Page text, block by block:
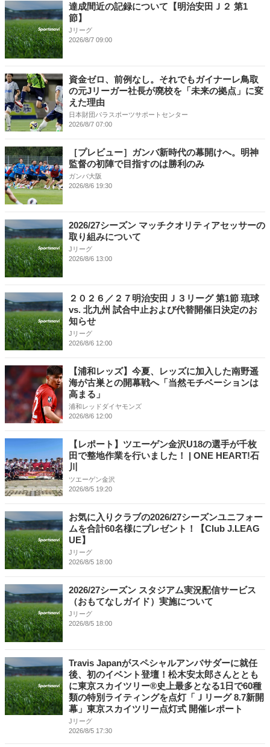
達成間近の記録について【明治安田Ｊ２ 第1
節】
Jリーグ
2026/8/7 09:00
資金ゼロ、前例なし。それでもガイナーレ鳥取
の元Jリーガー社長が廃校を「未来の拠点」に変
えた理由
日本財団パラスポーツサポートセンター
2026/8/7 07:00
［プレビュー］ガンバ新時代の幕開けへ。明神
監督の初陣で目指すのは勝利のみ
ガンバ大阪
2026/8/6 19:30
2026/27シーズン マッチクオリティアセッサーの
取り組みについて
Jリーグ
2026/8/6 13:00
２０２６／２７明治安田Ｊ３リーグ 第1節 琉球
vs. 北九州 試合中止および代替開催日決定のお
知らせ
Jリーグ
2026/8/6 12:00
【浦和レッズ】今夏、レッズに加入した南野遥
海が古巣との開幕戦へ「当然モチベーションは
高まる」
浦和レッドダイヤモンズ
2026/8/6 12:00
【レポート】ツエーゲン金沢U18の選手が千枚
田で整地作業を行いました！ | ONE HEART!石
川
ツエーゲン金沢
2026/8/5 19:20
お気に入りクラブの2026/27シーズンユニフォー
ムを合計60名様にプレゼント！【Club J.LEAG
UE】
Jリーグ
2026/8/5 18:00
2026/27シーズン スタジアム実況配信サービス
（おもてなしガイド）実施について
Jリーグ
2026/8/5 18:00
Travis Japanがスペシャルアンバサダーに就任
後、初のイベント登壇！松木安太郎さんととも
に東京スカイツリー®史上最多となる1日で60種
類の特別ライティングを点灯「Ｊリーグ 8.7新開
幕」東京スカイツリー点灯式 開催レポート
Jリーグ
2026/8/5 17:30